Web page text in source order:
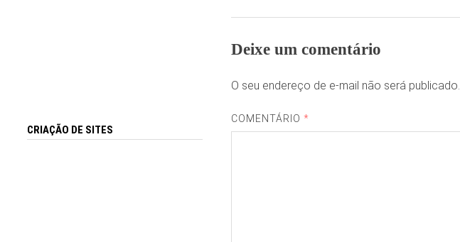
Deixe um comentário
O seu endereço de e-mail não será publicado.
COMENTÁRIO*
CRIAÇÃO DE SITES